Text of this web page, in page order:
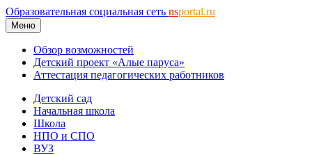
Образовательная социальная сеть nsportal.ru
Меню
Обзор возможностей
Детский проект «Алые паруса»
Аттестация педагогических работников
Детский сад
Начальная школа
Школа
НПО и СПО
ВУЗ